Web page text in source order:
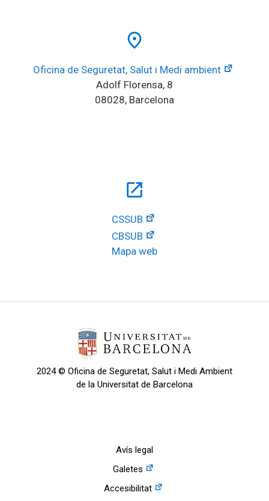
place
Oficina de Seguretat, Salut i Medi ambient
Adolf Florensa, 8
08028, Barcelona
open_in_new
CSSUB
CBSUB
Mapa web
2024 © Oficina de Seguretat, Salut i Medi Ambient
de la Universitat de Barcelona
Avís legal
Galetes
Accesibilitat